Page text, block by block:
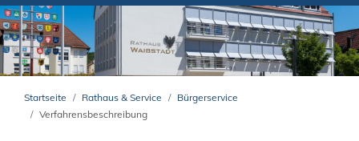
Startseite Rathaus & Service
Bürgerservice
Verfahrensbeschreibung